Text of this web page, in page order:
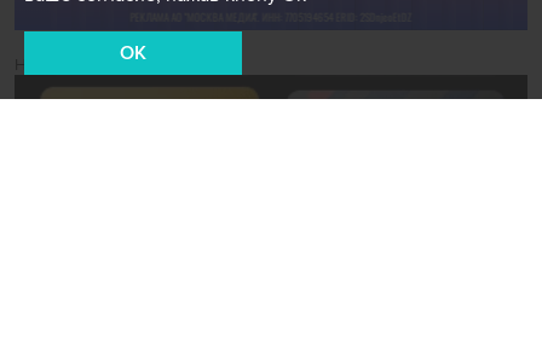
Новости СМИ2OK